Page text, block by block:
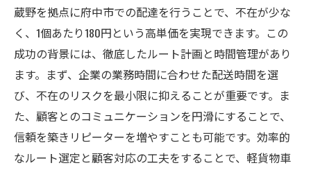
蔵野を拠点に府中市での配達を行うことで、不在が少な
く、1個あたり180円という高単価を実現できます。この
成功の背景には、徹底したルート計画と時間管理があり
ます。まず、企業の業務時間に合わせた配送時間を選
び、不在のリスクを最小限に抑えることが重要です。ま
た、顧客とのコミュニケーションを円滑にすることで、
信頼を築きリピーターを増やすことも可能です。効率的
なルート選定と顧客対応の工夫をすることで、軽貨物車